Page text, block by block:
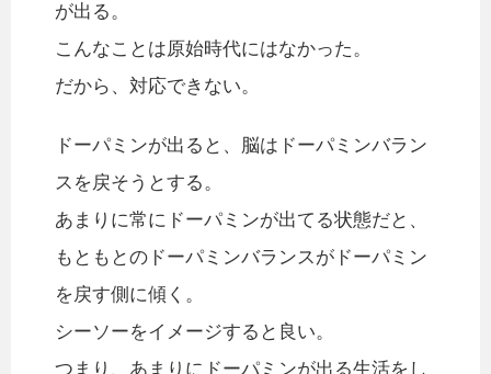
が出る。
こんなことは原始時代にはなかった。
だから、対応できない。
ドーパミンが出ると、脳はドーパミンバラン
スを戻そうとする。
あまりに常にドーパミンが出てる状態だと、
もともとのドーパミンバランスがドーパミン
を戻す側に傾く。
シーソーをイメージすると良い。
つまり、あまりにドーパミンが出る生活をし